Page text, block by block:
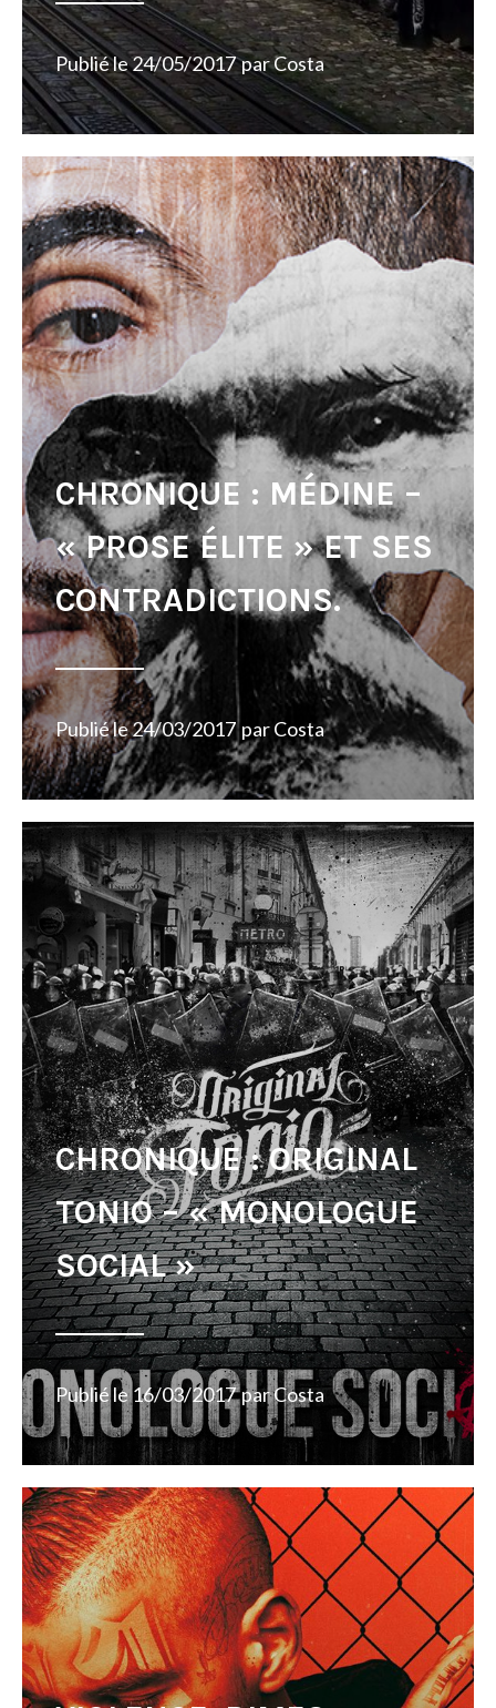
Publié le24/05/2017 parCosta
CHRONIQUE : MÉDINE –
« PROSE ÉLITE » ET SES
CONTRADICTIONS.
Publié le24/03/2017 parCosta
CHRONIQUE : ORIGINAL
TONIO – « MONOLOGUE
SOCIAL »
Publié le16/03/2017 parCosta